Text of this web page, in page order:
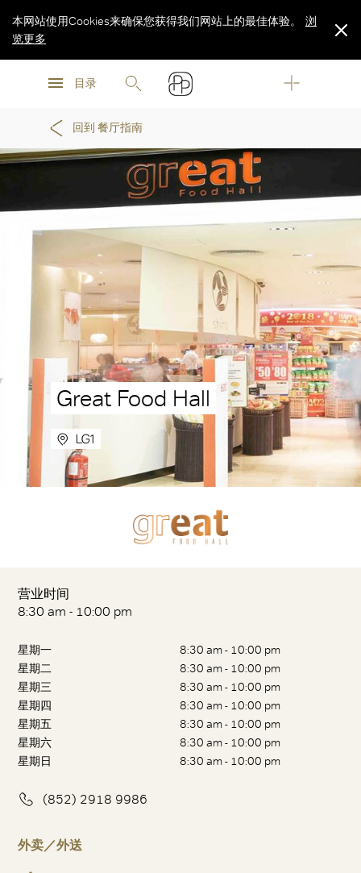
浏
目录
本网站使用Cookies来确保您获得我们网站上的最佳体验。
浏
览更多
回到 餐厅指南
Great Food Hall
LG1
营业时间
8:30 am - 10:00 pm
星期一
8:30 am - 10:00 pm
星期二
8:30 am - 10:00 pm
星期三
8:30 am - 10:00 pm
星期四
8:30 am - 10:00 pm
星期五
8:30 am - 10:00 pm
星期六
8:30 am - 10:00 pm
星期日
8:30 am - 10:00 pm
(852) 2918 9986
外卖／外送